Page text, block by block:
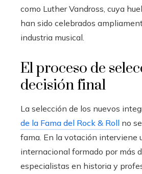
como Luther Vandross, cuya
han sido celebrados
industria musical.
El proceso de
decisión final
La selección de los nuevos
de la Fama del Rock & Roll no
fama. En la votación interviene
internacional formado por más
especialistas en historia y